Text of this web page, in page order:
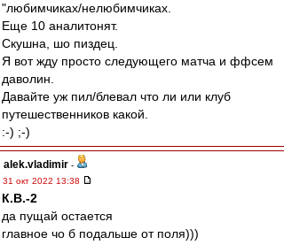
"любимчиках/нелюбимчиках.
Еще 10 аналитонят.
Скушна, шо пиздец.
Я вот жду просто следующего матча и ффсем
даволин.
Давайте уж пил/блевал что ли или клуб
путешественников какой.
:-) ;-)
alek.vladimir -
31 окт 2022 13:38
К.В.-2
да пущай остается
главное чо б подальше от поля)))